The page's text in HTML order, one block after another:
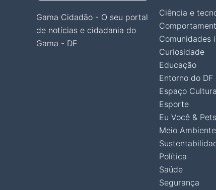
Gama Cidadão - O seu portal
de notícias e cidadania do
Gama - DF
Ciência e
Comunidades
Curiosidade
Educação
Entorno do DF
Espaço
Esporte
Eu Você & Pets
Meio
Política
Saúde
Segurança